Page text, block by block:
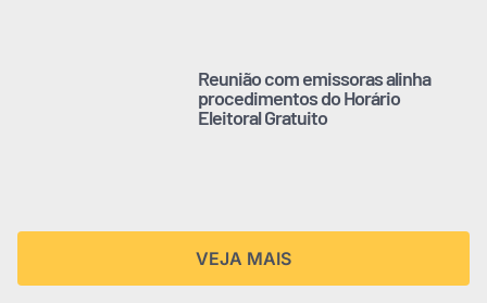
Reunião com emissoras alinha
procedimentos do Horário
Eleitoral Gratuito
VEJA MAIS